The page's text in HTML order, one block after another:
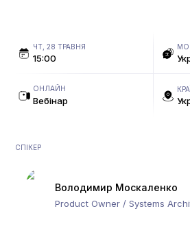
ЧТ, 28 ТРАВНЯ
15:00
ОНЛАЙН
Вебінар
СПІКЕР
Володимир Москаленко
Product Owner / Systems